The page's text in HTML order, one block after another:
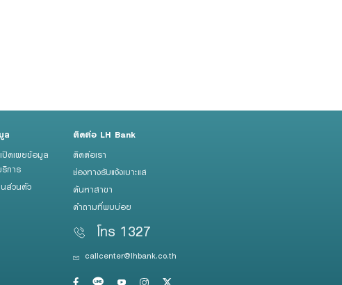
านเพิ่มเติมเกี่ยวกับ
วบรวม ใช้ และเปิด
ล
ปิดเผยข้อมูล
การ
นส่วนตัว
ติดต่อ LH Bank
ติดต่อเรา
ช่องทางรับแจ้งเบาะแส
ค้นหาสาขา
คำถามที่พบบ่อย
โทร 1327
callcenter@lhbank.co.th